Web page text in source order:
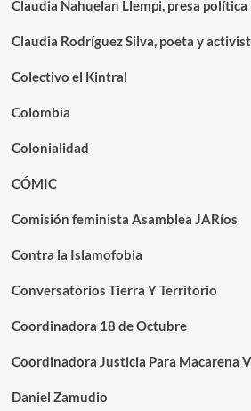
Claudia Nahuelan Llempi, presa política
Claudia Rodríguez Silva, poeta y
Colectivo el Kintral
Colombia
Colonialidad
CÓMIC
Comisión feminista Asamblea JARíos
Contra la Islamofobia
Conversatorios Tierra Y Territorio
Coordinadora 18 de Octubre
Coordinadora Justicia Para Macarena
Daniel Zamudio